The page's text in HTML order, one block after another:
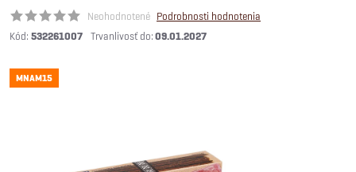
Neohodnotené Podrobnosti hodnotenia
Kód: 532261007 09.01.2027
MNAM15